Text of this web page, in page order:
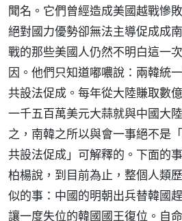
聞名。它們曾經造成美國越戰慘
絕對國力優勢卻無法主導促成成
戰的那些美國人仍然不明白這一
因。他們只知道嘟噥說：兩韓統
共設法促成。每年從大陸賺取數
一千五百萬美元大蒜就與中國大
之，南韓之所以與會一事絕不是
共設法促成」可解釋的。下面的
柏楊說，到目前為止，整個人類
似的事：中國的明朝出兵替韓國
讓一度失位的韓國國王復位。自